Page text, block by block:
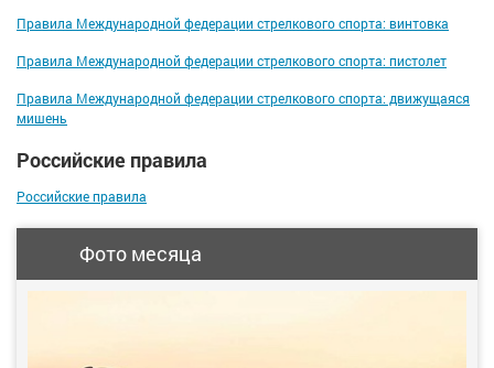
Правила Международной федерации стрелкового спорта: винтовка
Правила Международной федерации стрелкового спорта: пистолет
Правила Международной федерации стрелкового спорта: движущаяся
мишень
Российские правила
Российские правила
Фото месяца